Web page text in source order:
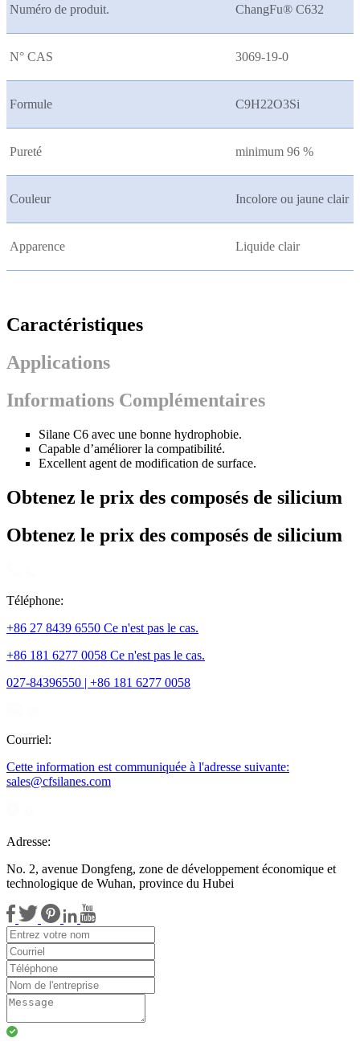
Numéro de produit. ChangFu® C632
N° CAS 3069-19-0
Formule C9H22O3Si
Pureté minimum 96 %
Couleur Incolore ou jaune clair
Apparence Liquide clair
Caractéristiques
Applications
Informations Complémentaires
Silane C6 avec une bonne hydrophobie.
Capable d’améliorer la compatibilité.
Excellent agent de modification de surface.
Obtenez le prix des composés de silicium
Obtenez le prix des composés de silicium
Téléphone:
+86 27 8439 6550 Ce n'est pas le cas.
+86 181 6277 0058 Ce n'est pas le cas.
027-84396550 | +86 181 6277 0058
Courriel:
Cette information est communiquée à l'adresse suivante:
sales@cfsilanes.com
Adresse:
No. 2, avenue Dongfeng, zone de développement économique et
technologique de Wuhan, province du Hubei